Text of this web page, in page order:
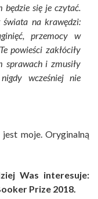
będzie się je czytać.
na krawędzi:
przemocy w
powieści zakłóciły
sprawach i zmusiły
wcześniej nie
jest moje. Oryginalną
Was interesuje:
Prize 2018.